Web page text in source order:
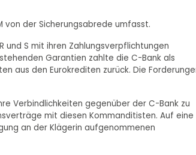
von der Sicherungsabrede umfasst.
und S mit ihren Zahlungsverpflichtungen
Garantien zahlte die C-Bank als
aus den Eurokrediten zurück. Die
Verbindlichkeiten gegenüber der C-Bank zu
mit diesen Kommanditisten. Auf eine
an der Klägerin aufgenommenen